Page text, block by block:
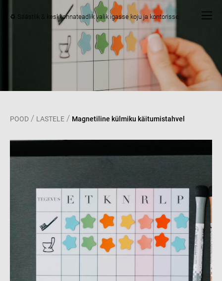
♻️ Säästlik & keskkonnateadlik valik igasse koju ja kontorisse.
POOD / LASTELE / Magnetiline külmiku käitumistahvel